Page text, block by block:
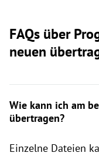
FAQs über
neuen
Wie kann ich am
übertragen?
Einzelne Dateien